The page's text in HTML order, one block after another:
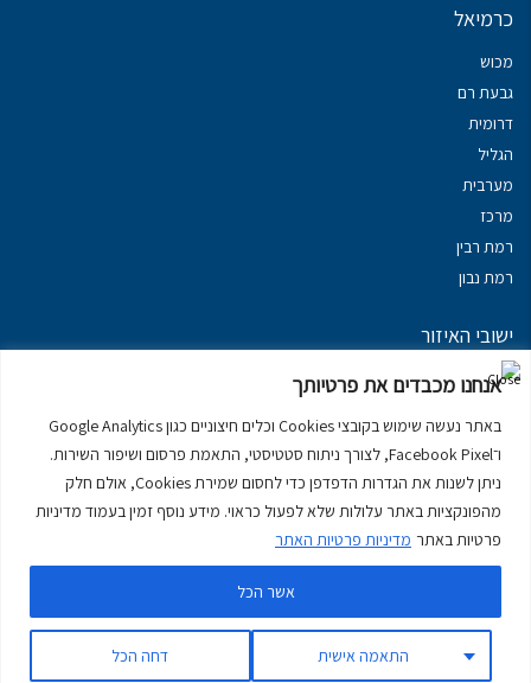
אנחנו מכבדים את פרטיותך
באתר נעשה שימוש בקובצי Cookies וכלים חיצוניים כגון Google Analytics
ו־Facebook Pixel, לצורך ניתוח סטטיסטי, התאמת פרסום ושיפור השירות.
ניתן לשנות את הגדרות הדפדפן כדי לחסום שמירת Cookies, אולם חלק
מהפונקציות באתר עלולות שלא לפעול כראוי. מידע נוסף זמין בעמוד מדיניות
פרטיות באתר מדיניות פרטיות האתר
התאמה אישית דחה הכל
אשר הכל
כרמיאל
מכוש
גבעת רם
דרומית
הגליל
מערבית
מרכז
רמת רבין
רמת נבון
ישובי האיזור
נכסים במשגב
מרום הגליל
יצירת קשר
מדיניות פרטיות באתר